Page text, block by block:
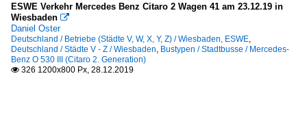
ESWE Verkehr Mercedes Benz Citaro 2 Wagen 41 am 23.12.19 in
Wiesbaden 
Daniel Oster
Deutschland / Betriebe (Städte V, W, X, Y, Z) / Wiesbaden, ESWE,
Deutschland / Städte V - Z / Wiesbaden, Bustypen / Stadtbusse / Mercedes-
Benz O 530 III (Citaro 2. Generation)
 326 1200x800 Px, 28.12.2019